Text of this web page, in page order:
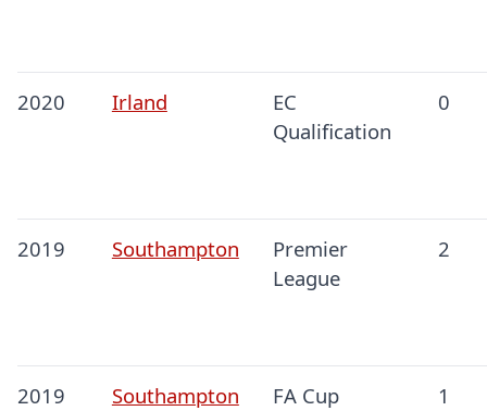
2020 Irland
EC
Qualification
0
2019 Southampton
Premier
League
2
2019 Southampton FA Cup 1